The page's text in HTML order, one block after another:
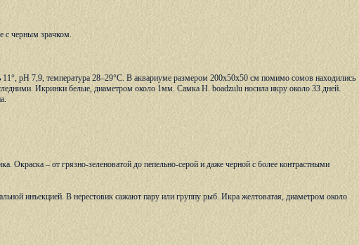
с черным зрачком.
рН 7,9, температура 28–29°С. В аквариуме размером 200х50х50 см помимо сомов находились
Икринки белые, диаметром около 1мм. Самка Н. boadzulu носила икру около 33 дней.
Окраска – от грязно-зеленоватой до пепельно-серой и даже черной с более контрастными
инъекцией. В нерестовик сажают пару или группу рыб. Икра желтоватая, диаметром около